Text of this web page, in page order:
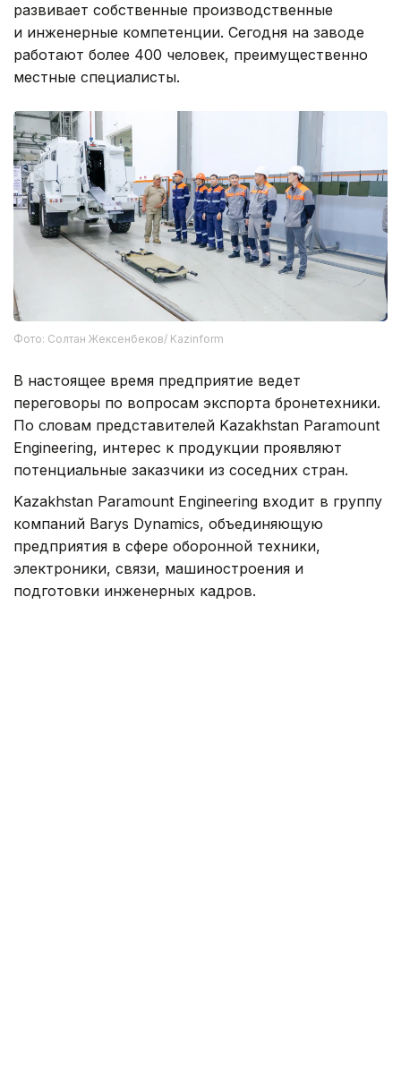
развивает собственные производственные
и инженерные компетенции. Сегодня на заводе
работают более 400 человек, преимущественно
местные специалисты.
Фото: Солтан Жексенбеков/ Kazinform
В настоящее время предприятие ведет
переговоры по вопросам экспорта бронетехники.
По словам представителей Kazakhstan Paramount
Engineering, интерес к продукции проявляют
потенциальные заказчики из соседних стран.
Kazakhstan Paramount Engineering входит в группу
компаний Barys Dynamics, объединяющую
предприятия в сфере оборонной техники,
электроники, связи, машиностроения и
подготовки инженерных кадров.